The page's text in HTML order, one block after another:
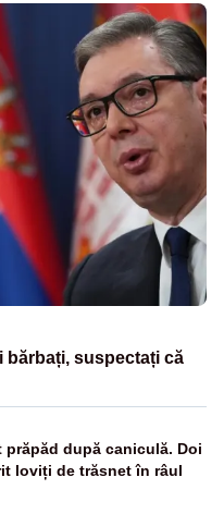
bărbați, suspectați că
prăpăd după caniculă. Doi
loviți de trăsnet în râul